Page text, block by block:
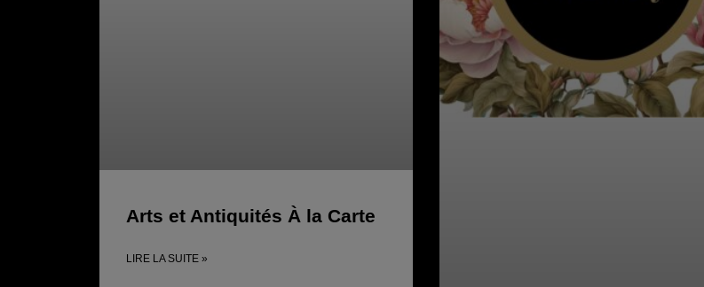
Arts et Antiquités À la Carte
LIRE LA SUITE »